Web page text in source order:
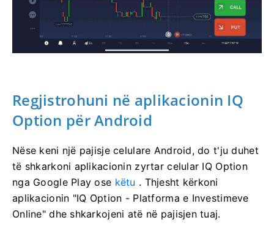
Regjistrohuni në aplikacionin IQ
Option për Android
Nëse keni një pajisje celulare Android, do t'ju duhet
të shkarkoni aplikacionin zyrtar celular IQ Option
nga Google Play ose këtu . Thjesht kërkoni
aplikacionin "IQ Option - Platforma e Investimeve
Online" dhe shkarkojeni atë në pajisjen tuaj.